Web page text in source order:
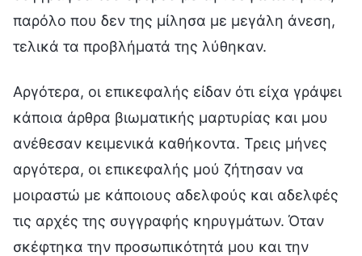
παρόλο που δεν της μίλησα με μεγάλη άνεση,
τελικά τα προβλήματά της λύθηκαν.
Αργότερα, οι επικεφαλής είδαν ότι είχα γράψει
κάποια άρθρα βιωματικής μαρτυρίας και μου
ανέθεσαν κειμενικά καθήκοντα. Τρεις μήνες
αργότερα, οι επικεφαλής μού ζήτησαν να
μοιραστώ με κάποιους αδελφούς και αδελφές
τις αρχές της συγγραφής κηρυγμάτων. Όταν
σκέφτηκα την προσωπικότητά μου και την